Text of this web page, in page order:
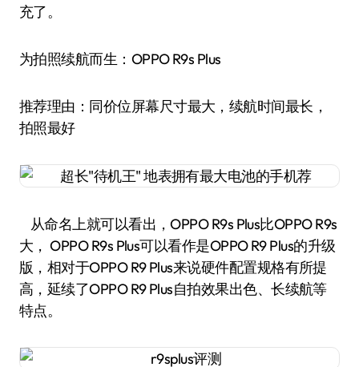
充了。
为拍照续航而生：OPPO R9s Plus
推荐理由：同价位屏幕尺寸最大，续航时间最长，
拍照最好
从命名上就可以看出，OPPO R9s Plus比OPPO R9s
大， OPPO R9s Plus可以看作是OPPO R9 Plus的升级
版，相对于OPPO R9 Plus来说硬件配置规格有所提
高，延续了OPPO R9 Plus自拍效果出色、长续航等
特点。